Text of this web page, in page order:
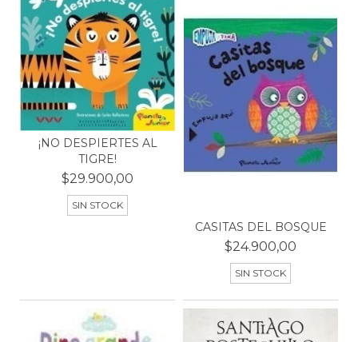
¡NO DESPIERTES AL
TIGRE!
$29.900,00
SIN STOCK
CASITAS DEL BOSQUE
$24.900,00
SIN STOCK